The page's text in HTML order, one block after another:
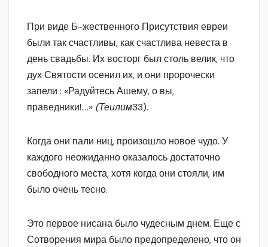
При виде Б-жественного Присутствия евреи
были так счастливы, как счастлива невеста в
день свадьбы. Их восторг был столь велик, что
дух Святости осенил их, и они пророчески
запели : «Радуйтесь Ашему, о вы,
праведники!….» (Теилим33).
Когда они пали ниц, произошло новое чудо. У
каждого неожиданно оказалось достаточно
свободного места, хотя когда они стояли, им
было очень тесно.
Это первое нисана было чудесным днем. Еще с
Сотворения мира было предопределено, что он